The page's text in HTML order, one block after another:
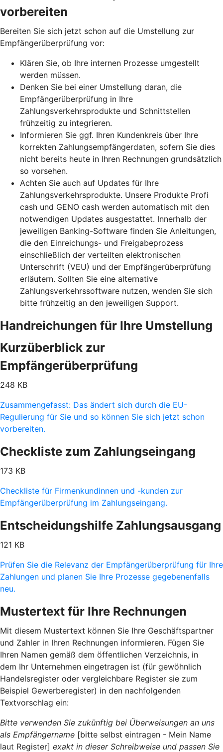
vorbereiten
Bereiten Sie sich jetzt schon auf die Umstellung zur
Empfängerüberprüfung vor:
Klären Sie, ob Ihre internen Prozesse umgestellt
werden müssen.
Denken Sie bei einer Umstellung daran, die
Empfängerüberprüfung in Ihre
Zahlungsverkehrsprodukte und Schnittstellen
frühzeitig zu integrieren.
Informieren Sie ggf. Ihren Kundenkreis über Ihre
korrekten Zahlungsempfängerdaten, sofern Sie dies
nicht bereits heute in Ihren Rechnungen grundsätzlich
so vorsehen.
Achten Sie auch auf Updates für Ihre
Zahlungsverkehrsprodukte. Unsere Produkte Profi
cash und GENO cash werden automatisch mit den
notwendigen Updates ausgestattet. Innerhalb der
jeweiligen Banking-Software finden Sie Anleitungen,
die den Einreichungs- und Freigabeprozess
einschließlich der verteilten elektronischen
Unterschrift (VEU) und der Empfängerüberprüfung
erläutern. Sollten Sie eine alternative
Zahlungsverkehrssoftware nutzen, wenden Sie sich
bitte frühzeitig an den jeweiligen Support.
Handreichungen für Ihre Umstellung
Kurzüberblick zur
Empfängerüberprüfung
248 KB
Zusammengefasst: Das ändert sich durch die EU-
Regulierung für Sie und so können Sie sich jetzt schon
vorbereiten.
Checkliste zum Zahlungseingang
173 KB
Checkliste für Firmenkundinnen und -kunden zur
Empfängerüberprüfung im Zahlungseingang.
Entscheidungshilfe Zahlungsausgang
121 KB
Prüfen Sie die Relevanz der Empfängerüberprüfung für Ihre
Zahlungen und planen Sie Ihre Prozesse gegebenenfalls
neu.
Mustertext für Ihre Rechnungen
Mit diesem Mustertext können Sie Ihre Geschäftspartner
und Zahler in Ihren Rechnungen informieren. Fügen Sie
Ihren Namen gemäß dem öffentlichen Verzeichnis, in
dem Ihr Unternehmen eingetragen ist (für gewöhnlich
Handelsregister oder vergleichbare Register sie zum
Beispiel Gewerberegister) in den nachfolgenden
Textvorschlag ein:
Bitte verwenden Sie zukünftig bei Überweisungen an uns
als Empfängername [bitte selbst eintragen - Mein Name
laut Register] exakt in dieser Schreibweise und passen Sie